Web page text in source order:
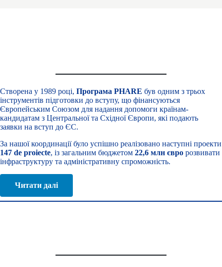
Створена у 1989 році, Програма PHARE був одним з трьох
інструментів підготовки до вступу, що фінансуються
Європейським Союзом для надання допомоги країнам-
кандидатам з Центральної та Східної Європи, які подають
заявки на вступ до ЄС.
За нашої координації було успішно реалізовано наступні проекти
147 de proiecte, із загальним бюджетом 22,6 млн євро розвивати
інфраструктуру та адміністративну спроможність.
Читати далі